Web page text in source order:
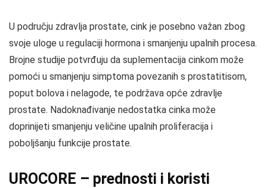
U području zdravlja prostate, cink je posebno važan zbog
svoje uloge u regulaciji hormona i smanjenju upalnih procesa.
Brojne studije potvrđuju da suplementacija cinkom može
pomoći u smanjenju simptoma povezanih s prostatitisom,
poput bolova i nelagode, te podržava opće zdravlje
prostate. Nadoknađivanje nedostatka cinka može
doprinijeti smanjenju veličine upalnih proliferacija i
poboljšanju funkcije prostate.
UROCORE – prednosti i koristi